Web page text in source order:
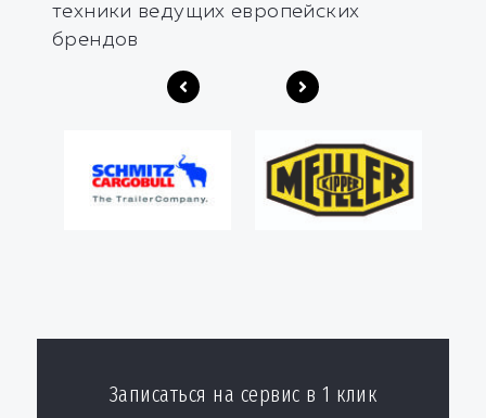
техники ведущих европейских
брендов
Записаться на сервис в 1 клик